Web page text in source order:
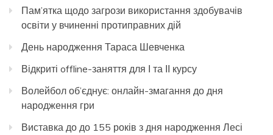
Пам’ятка щодо загрози використання здобувачів
освіти у вчиненні протиправних дій
День народження Тараса Шевченка
Відкриті offline-заняття для І та ІІ курсу
Волейбол об’єднує: онлайн-змагання до дня
народження гри
Виставка до до 155 років з дня народження Лесі